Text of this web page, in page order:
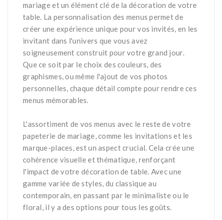
mariage et un élément clé de la décoration de votre
table. La personnalisation des menus permet de
créer une expérience unique pour vos invités, en les
invitant dans l'univers que vous avez
soigneusement construit pour votre grand jour.
Que ce soit par le choix des couleurs, des
graphismes, ou même l'ajout de vos photos
personnelles, chaque détail compte pour rendre ces
menus mémorables.
L'assortiment de vos menus avec le reste de votre
papeterie de mariage, comme les invitations et les
marque-places, est un aspect crucial. Cela crée une
cohérence visuelle et thématique, renforçant
l'impact de votre décoration de table. Avec une
gamme variée de styles, du classique au
contemporain, en passant par le minimaliste ou le
floral, il y a des options pour tous les goûts.